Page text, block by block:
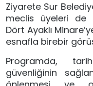
Ziyarete Sur
meclis üyeleri de
Dört Ayaklı
esnafla birebir
Programda,
güvenliğinin